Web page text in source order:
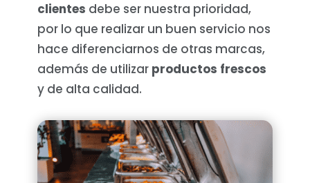
clientes debe ser nuestra prioridad,
por lo que realizar un buen servicio nos
hace diferenciarnos de otras marcas,
además de utilizar productos frescos
y de alta calidad.